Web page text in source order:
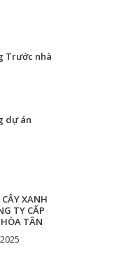
Trước nhà
dự án
XANH
TY CẤP
TÂN